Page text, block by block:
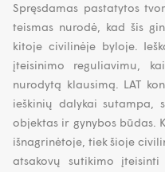
Spręsdamas pastatytos
teismas nurodė, kad šis
kitoje civilinėje byloje.
įteisinimo reguliavimu,
nurodytą klausimą. LAT
ieškinių dalykai sutampa,
objektas ir gynybos būdas.
išnagrinėtoje, tiek šioje
atsakovų sutikimo